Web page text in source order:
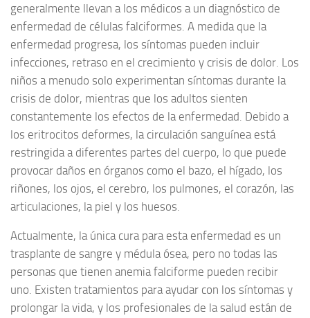
generalmente llevan a los médicos a un diagnóstico de
enfermedad de células falciformes. A medida que la
enfermedad progresa, los síntomas pueden incluir
infecciones, retraso en el crecimiento y crisis de dolor. Los
niños a menudo solo experimentan síntomas durante la
crisis de dolor, mientras que los adultos sienten
constantemente los efectos de la enfermedad. Debido a
los eritrocitos deformes, la circulación sanguínea está
restringida a diferentes partes del cuerpo, lo que puede
provocar daños en órganos como el bazo, el hígado, los
riñones, los ojos, el cerebro, los pulmones, el corazón, las
articulaciones, la piel y los huesos.
Actualmente, la única cura para esta enfermedad es un
trasplante de sangre y médula ósea, pero no todas las
personas que tienen anemia falciforme pueden recibir
uno. Existen tratamientos para ayudar con los síntomas y
prolongar la vida, y los profesionales de la salud están de